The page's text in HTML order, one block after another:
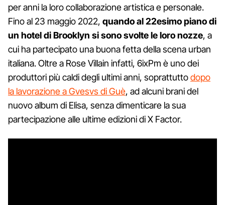
per anni la loro collaborazione artistica e personale.
Fino al 23 maggio 2022, quando al 22esimo piano di
un hotel di Brooklyn si sono svolte le loro nozze, a
cui ha partecipato una buona fetta della scena urban
italiana. Oltre a Rose Villain infatti, 6ixPm è uno dei
produttori più caldi degli ultimi anni, soprattuttodopo
la lavorazione a Gvesvs di Guè, ad alcuni brani del
nuovo album di Elisa, senza dimenticare la sua
partecipazione alle ultime edizioni di X Factor.